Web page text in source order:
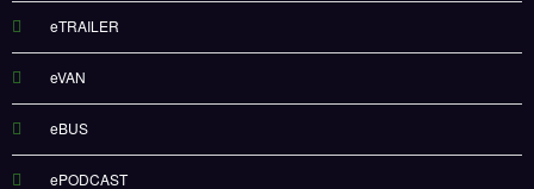
eTRAILER
eVAN
eBUS
ePODCAST